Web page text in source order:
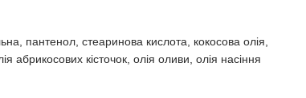
пантенол, стеаринова кислота, кокосова олія,
абрикосових кісточок, олія оливи, олія насіння